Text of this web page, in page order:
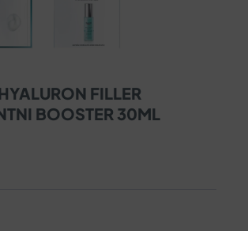
FILLER
BOOSTER 30ML